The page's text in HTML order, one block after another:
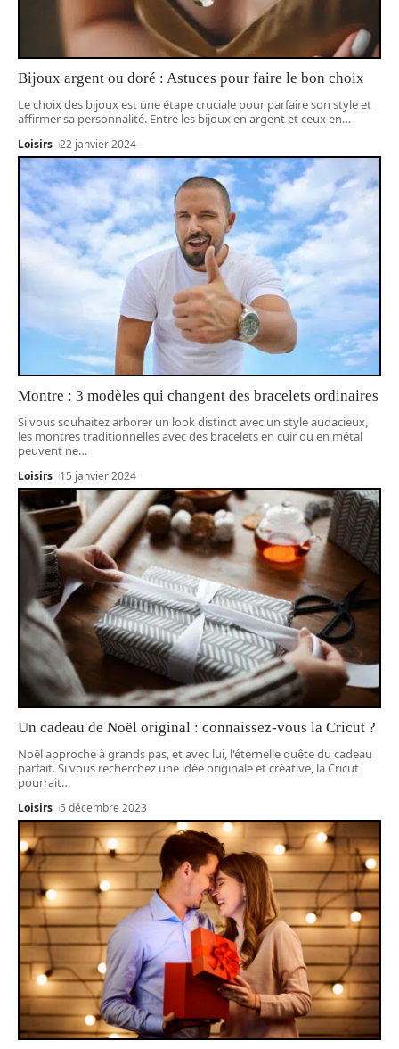
Bijoux argent ou doré : Astuces pour faire le bon choix
Le choix des bijoux est une étape cruciale pour parfaire son style et
affirmer sa personnalité. Entre les bijoux en argent et ceux en…
Loisirs 22 janvier 2024
Montre : 3 modèles qui changent des bracelets ordinaires
Si vous souhaitez arborer un look distinct avec un style audacieux,
les montres traditionnelles avec des bracelets en cuir ou en métal
peuvent ne…
Loisirs 15 janvier 2024
Un cadeau de Noël original : connaissez-vous la Cricut ?
Noël approche à grands pas, et avec lui, l'éternelle quête du cadeau
parfait. Si vous recherchez une idée originale et créative, la Cricut
pourrait…
Loisirs 5 décembre 2023